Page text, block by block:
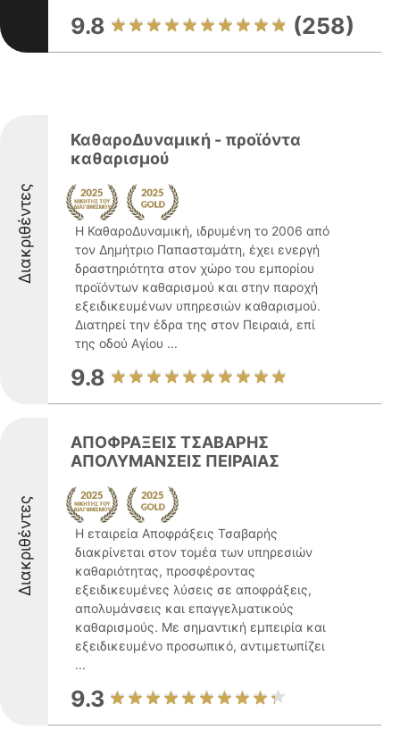
9.8 (258)
Διακριθέντες
ΚαθαροΔυναμική - προϊόντα
καθαρισμού
Η ΚαθαροΔυναμική, ιδρυμένη το 2006 από
τον Δημήτριο Παπασταμάτη, έχει ενεργή
δραστηριότητα στον χώρο του εμπορίου
προϊόντων καθαρισμού και στην παροχή
εξειδικευμένων υπηρεσιών καθαρισμού.
Διατηρεί την έδρα της στον Πειραιά, επί
της οδού Αγίου ...
9.8
Διακριθέντες
ΑΠΟΦΡΑΞΕΙΣ ΤΣΑΒΑΡΗΣ
ΑΠΟΛΥΜΑΝΣΕΙΣ ΠΕΙΡΑΙΑΣ
Η εταιρεία Αποφράξεις Τσαβαρής
διακρίνεται στον τομέα των υπηρεσιών
καθαριότητας, προσφέροντας
εξειδικευμένες λύσεις σε αποφράξεις,
απολυμάνσεις και επαγγελματικούς
καθαρισμούς. Με σημαντική εμπειρία και
εξειδικευμένο προσωπικό, αντιμετωπίζει
...
9.3